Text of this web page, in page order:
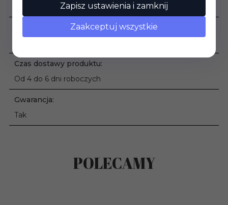
Waga produktu:
Czas dostawy produktu:
Od 4 do 6 dni roboczych
Gwarancja:
Tak
POLECAMY
Zapisz ustawienia i zamknij
Zaakceptuj wszystkie